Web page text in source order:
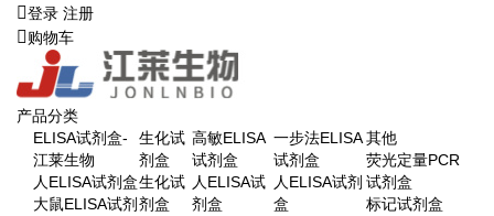
登录 注册
购物车
产品分类
ELISA试剂盒-
江莱生物
人ELISA试剂盒
大鼠ELISA试剂
生化试
剂盒
生化试
剂盒
高敏ELISA
试剂盒
人ELISA试
剂盒
一步法ELISA
试剂盒
人ELISA试剂
盒
其他
荧光定量PCR
试剂盒
标记试剂盒